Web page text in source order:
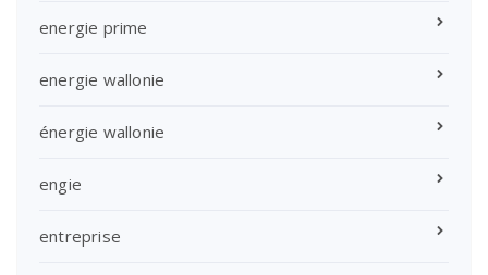
energie prime
energie wallonie
énergie wallonie
engie
entreprise